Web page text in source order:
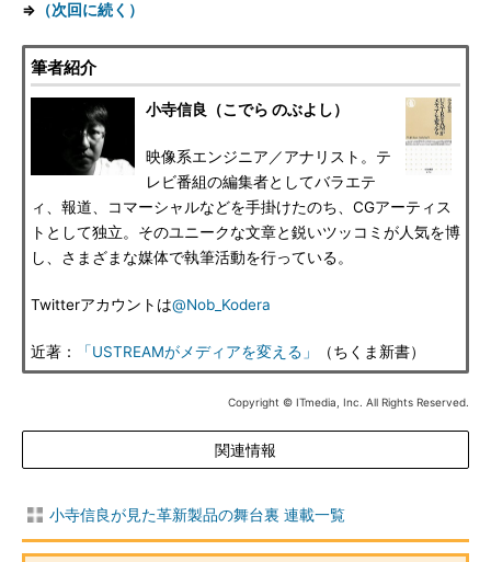
⇒ （次回に続く）
筆者紹介
小寺信良（こでら のぶよし）
映像系エンジニア／アナリスト。テ
レビ番組の編集者としてバラエテ
ィ、報道、コマーシャルなどを手掛けたのち、CGアーティス
トとして独立。そのユニークな文章と鋭いツッコミが人気を博
し、さまざまな媒体で執筆活動を行っている。
Twitterアカウントは@Nob_Kodera
近著： 「USTREAMがメディアを変える」 （ちくま新書）
Copyright © ITmedia, Inc. All Rights Reserved.
関連情報
小寺信良が見た革新製品の舞台裏 連載一覧